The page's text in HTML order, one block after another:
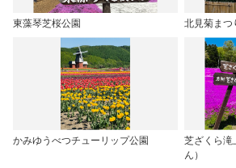
東藻琴芝桜公園 北見菊まつ
かみゆうべつチューリップ公園
芝ざくら滝
ん）